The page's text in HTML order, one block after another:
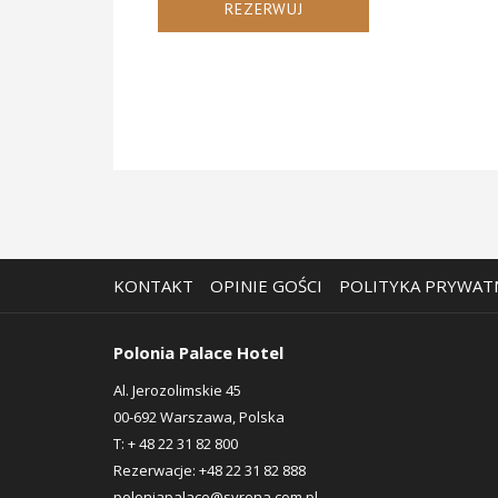
KONTAKT OPINIE GOŚCI POLITYKA
Polonia Palace Hotel
Al. Jerozolimskie 45
00-692 Warszawa, Polska
T: + 48 22 31 82 800
Rezerwacje: +48 22 31 82 888